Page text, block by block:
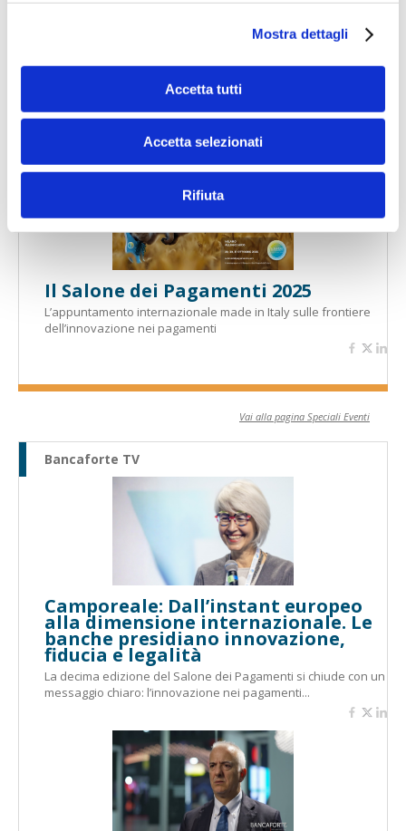
Mostra dettagli
Accetta tutti
Accetta selezionati
Rifiuta
Banche per l'inclusione
Il Salone dei Pagamenti 2025
L’appuntamento internazionale made in Italy sulle frontiere
dell’innovazione nei pagamenti
Vai alla pagina Speciali Eventi
Bancaforte TV
Camporeale: Dall’instant europeo
alla dimensione internazionale. Le
banche presidiano innovazione,
fiducia e legalità
La decima edizione del Salone dei Pagamenti si chiude con un
messaggio chiaro: l’innovazione nei pagamenti...